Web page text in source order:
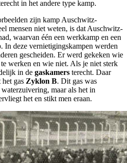
in het andere type kamp.
zijn kamp Auschwitz-
mensen niet weten, is dat Auschwitz-
waarvan één een werkkamp en een
In deze vernietigingskampen werden
gescheiden. Er werd gekeken wie
werken en wie niet. Als je niet sterk
in de gaskamers terecht. Daar
gas Zyklon B. Dit gas was
maar als het in
het en stikt men eraan.